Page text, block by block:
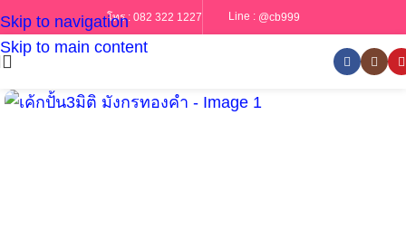
Skip to navigation
Skip to main content
โทร : 082 322 1227 Line : @cb999